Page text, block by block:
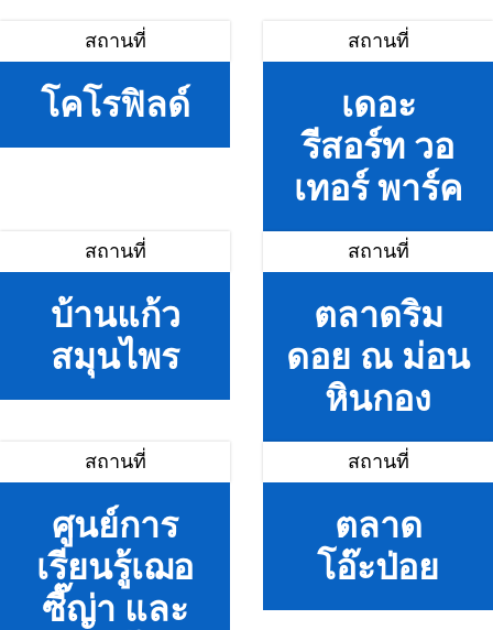
สถานที่
โคโรฟิลด์
สถานที่
เดอะ
รีสอร์ท วอ
เทอร์ พาร์ค
สถานที่
บ้านแก้ว
สมุนไพร
สถานที่
ตลาดริม
ดอย ณ ม่อน
หินกอง
สถานที่
ศูนย์การ
เรียนรู้เฌอ
ซี๊ญ่า และ
สถานที่
ตลาด
โอ๊ะป่อย